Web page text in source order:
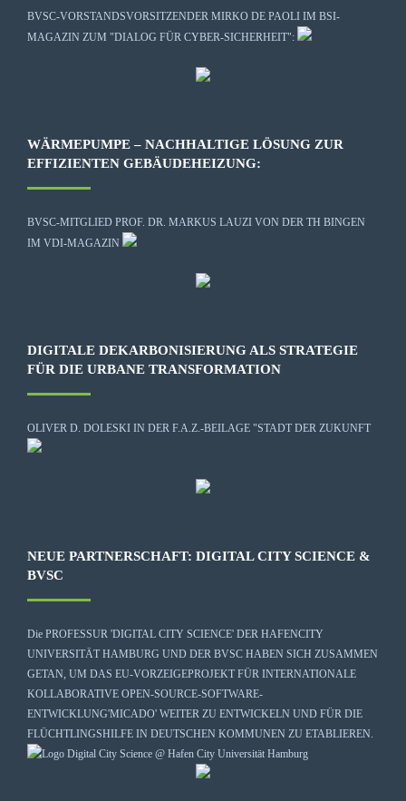
BVSC-VORSTANDSVORSITZENDER MIRKO DE PAOLI IM BSI-
MAGAZIN ZUM "DIALOG FÜR CYBER-SICHERHEIT":
WÄRMEPUMPE – NACHHALTIGE LÖSUNG ZUR
EFFIZIENTEN GEBÄUDEHEIZUNG:
BVSC-MITGLIED PROF. DR. MARKUS LAUZI VON DER TH BINGEN
IM VDI-MAGAZIN
DIGITALE DEKARBONISIERUNG ALS STRATEGIE
FÜR DIE URBANE TRANSFORMATION
OLIVER D. DOLESKI IN DER F.A.Z.-BEILAGE "STADT DER ZUKUNFT
NEUE PARTNERSCHAFT: DIGITAL CITY SCIENCE &
BVSC
Die PROFESSUR 'DIGITAL CITY SCIENCE' DER HAFENCITY
UNIVERSITÄT HAMBURG UND DER BVSC HABEN SICH ZUSAMMEN
GETAN, UM DAS EU-VORZEIGEPROJEKT FÜR INTERNATIONALE
KOLLABORATIVE OPEN-SOURCE-SOFTWARE-
ENTWICKLUNG'MICADO' WEITER ZU ENTWICKELN UND FÜR DIE
FLÜCHTLINGSHILFE IN DEUTSCHEN KOMMUNEN ZU ETABLIEREN.